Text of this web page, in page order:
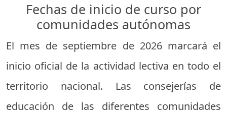
Fechas de inicio de curso por
comunidades autónomas
El mes de septiembre de 2026 marcará el
inicio oficial de la actividad lectiva en todo el
territorio nacional. Las consejerías de
educación de las diferentes comunidades